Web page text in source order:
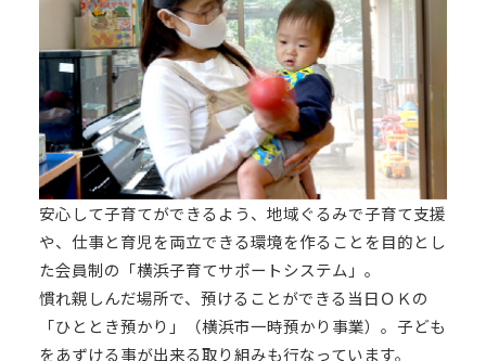
安心して子育てができるよう、地域ぐるみで子育て支援
や、仕事と育児を両立できる環境を作ることを目的とし
た会員制の「横浜子育てサポートシステム」。
慣れ親しんだ場所で、預けることができる当日ＯＫの
「ひととき預かり」（横浜市一時預かり事業）。子ども
をあずける事が出来る取り組みも行なっています。